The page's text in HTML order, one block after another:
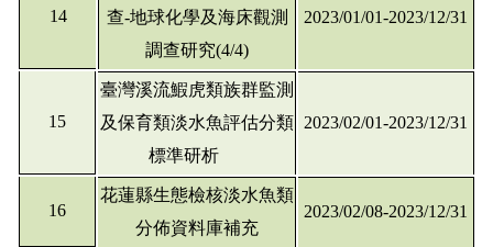
14
查-地球化學及海床觀測
調查研究(4/4)
2023/01/01-2023/12/31
15
臺灣溪流鰕虎類族群監測
及保育類淡水魚評估分類
標準研析
2023/02/01-2023/12/31
16
花蓮縣生態檢核淡水魚類
分佈資料庫補充
2023/02/08-2023/12/31